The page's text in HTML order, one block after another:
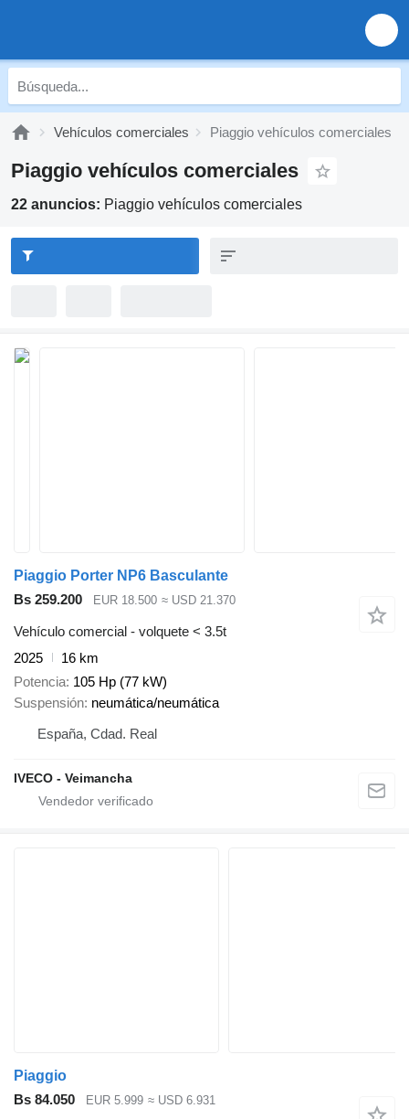
Vehículos comerciales Piaggio vehículos comerciales
Piaggio vehículos comerciales
22 anuncios: Piaggio vehículos comerciales
Piaggio Porter NP6 Basculante
Bs 259.200
EUR 18.500 ≈ USD 21.370
Vehículo comercial - volquete < 3.5t
2025
16 km
Potencia 105 Hp (77 kW)
Suspensión neumática/neumática
España, Cdad. Real
IVECO - Veimancha
Piaggio
Bs 84.050
EUR 5.999 ≈ USD 6.931